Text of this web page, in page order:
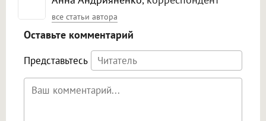
все статьи автора
Оставьте комментарий
Представьтесь